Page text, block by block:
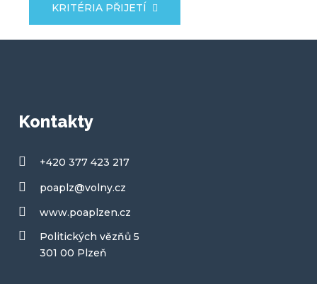
KRITÉRIA PŘIJETÍ
Kontakty
+420 377 423 217
poaplz@volny.cz
www.poaplzen.cz
Politických vězňů 5
301 00 Plzeň